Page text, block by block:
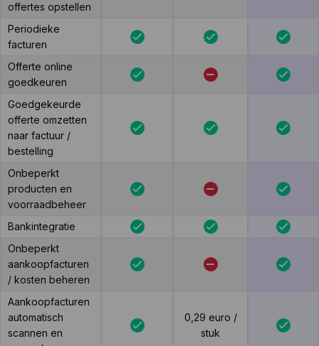
offertes opstellen
Periodieke
facturen
Offerte online
goedkeuren
Goedgekeurde
offerte omzetten
naar factuur /
bestelling
Onbeperkt
producten en
voorraadbeheer
Bankintegratie
Onbeperkt
aankoopfacturen
/ kosten beheren
Aankoopfacturen
automatisch
scannen en
0,29 euro /
stuk